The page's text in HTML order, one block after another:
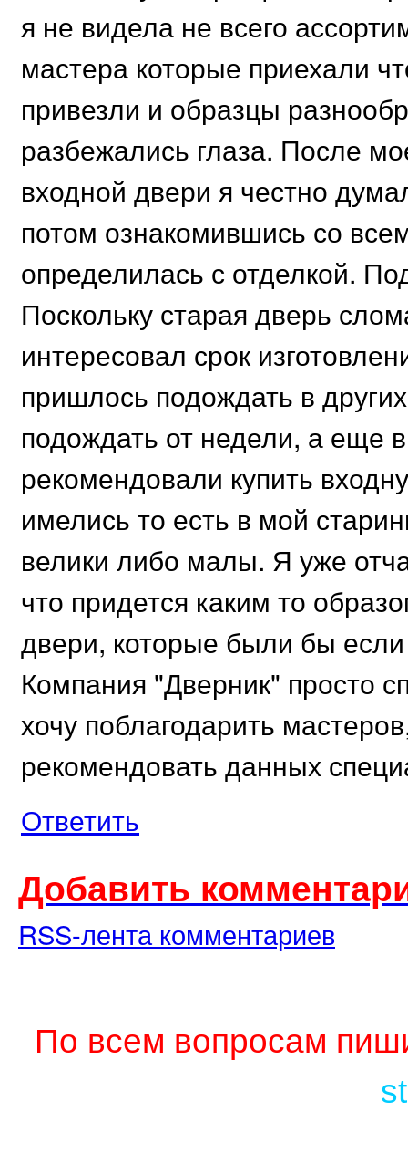
я не видела не всего
мастера которые приехали
привезли и образцы
разбежались глаза. После
входной двери я честно
потом ознакомившись со
определилась с отделкой.
Поскольку старая дверь
интересовал срок
пришлось подождать в
подождать от недели, а еще
рекомендовали купить
имелись то есть в мой
велики либо малы. Я уже
что придется каким то
двери, которые были бы
Компания "Дверник" просто
хочу поблагодарить
рекомендовать данных
Ответить
Добавить
RSS-лента комментариев
По всем вопросам